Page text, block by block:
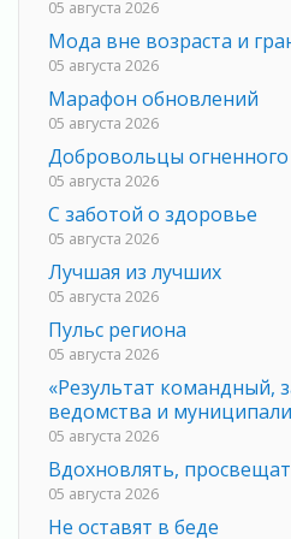
05 августа 2026
Мода вне возраста и
05 августа 2026
Марафон обновлений
05 августа 2026
Добровольцы
05 августа 2026
С заботой о здоровье
05 августа 2026
Лучшая из лучших
05 августа 2026
Пульс региона
05 августа 2026
«Результат командный,
ведомства и
05 августа 2026
Вдохновлять,
05 августа 2026
Не оставят в беде